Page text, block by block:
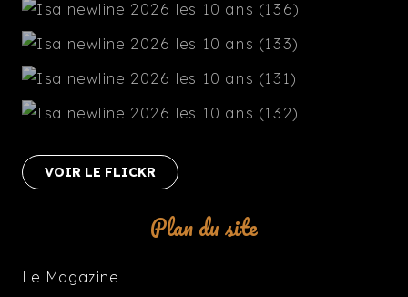
VOIR LE FLICKR
Plan du site
Le Magazine